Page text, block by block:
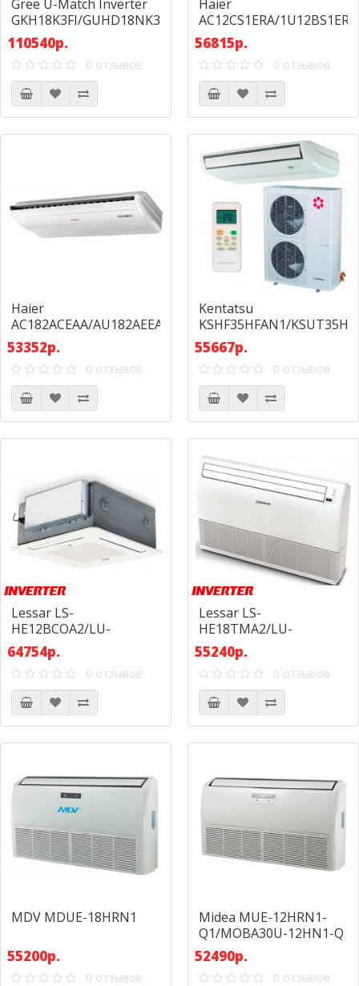
Gree U-Match Inverter
GKH18K3FI/GUHD18NK3FO
110540р.
0 отзывов
Haier
AC12CS1ERA/1U12BS1ERA
56815р.
0 отзывов
Haier
AC182ACEAA/AU182AEEAA
53352р.
0 отзывов
Kentatsu
KSHF35HFAN1/
55667р.
0 отзывов
Lessar LS-
HE12BCOA2/LU-
HE12UOA2
64754р.
0 отзывов
Lessar LS-
HE18TMA2/LU-
HE18UMA2
55240р.
0 отзывов
MDV MDUE-18HRN1
55200р.
0 отзывов
Midea MUE-12HRN1-
Q1/MOBA30U-12HN1-Q
52490р.
0 отзывов